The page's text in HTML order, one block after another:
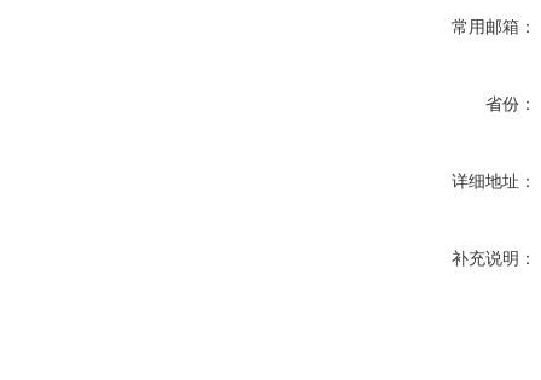
常用邮箱：
省份：
详细地址：
补充说明：